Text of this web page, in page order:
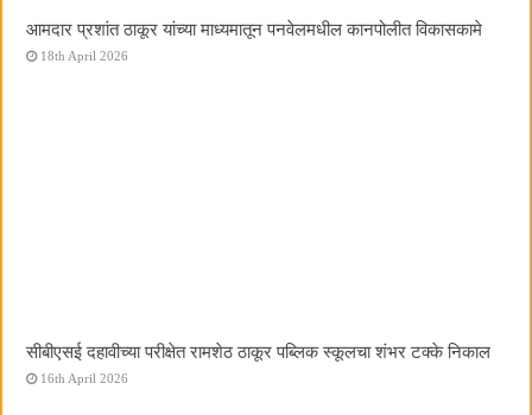
आमदार प्रशांत ठाकूर यांच्या माध्यमातून पनवेलमधील कानपोलीत विकासकामे
18th April 2026
सीबीएसई दहावीच्या परीक्षेत रामशेठ ठाकूर पब्लिक स्कूलचा शंभर टक्के निकाल
16th April 2026